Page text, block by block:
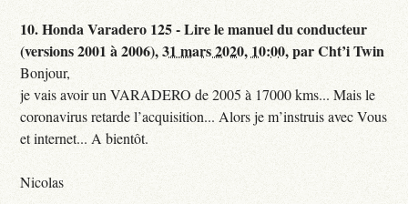
10.Honda Varadero 125 - Lire le manuel du conducteur
(versions 2001 à 2006),31 mars 2020, 10:00,parCht’i Twin
Bonjour,
je vais avoir un VARADERO de 2005 à 17000 kms... Mais le
coronavirus retarde l’acquisition... Alors je m’instruis avec Vous
et internet... A bientôt.
Nicolas